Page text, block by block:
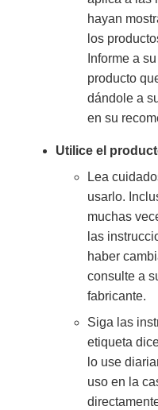
hayan
los
Informe a
producto
dándole a
en su
Utilice el
Lea
usarlo.
muchas
las
haber
consulte a
fabricante.
Siga las
etiqueta
lo use
uso en la